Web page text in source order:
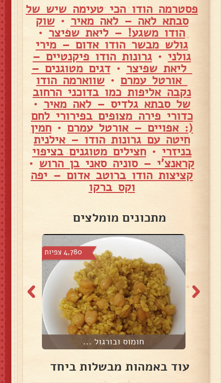
פסטרמה הודו הכי טעימה שיש של
סבתא לאה – לאה מאיר •שוק
הודו משגע! – ליאת שפיצר •
גולש מבשר הודו אדום – מירי
גולני • גרונות הודו פיקנטיים –
ליאת שפיצר •דגים מטוגנים –
אורטל עמרם • שווארמה הודו
נקבה אליפות כמו בדוכני הרחוב
של סבתא גלדיס – לאה מאיר •
כדורי פירה מצופים בפירורי לחם
(: אפויים – אורטל עמרם • חמין
חיטה עם גרונות הודו – אילנית
בניזרי • חצילים מטוגנים בציפוי
קראנצ'י – סוניה סאני בן הרוש •
קציצות הודו ברוטב אדום – יפה
וקס ברקו
מתכונים מומלצים
4,780 צפיות
חומוס ובורגול ...
עוד באמהות מבשלות ביחד